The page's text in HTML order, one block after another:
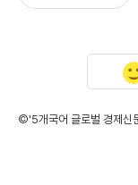
©'5개국어 글로벌 경제신